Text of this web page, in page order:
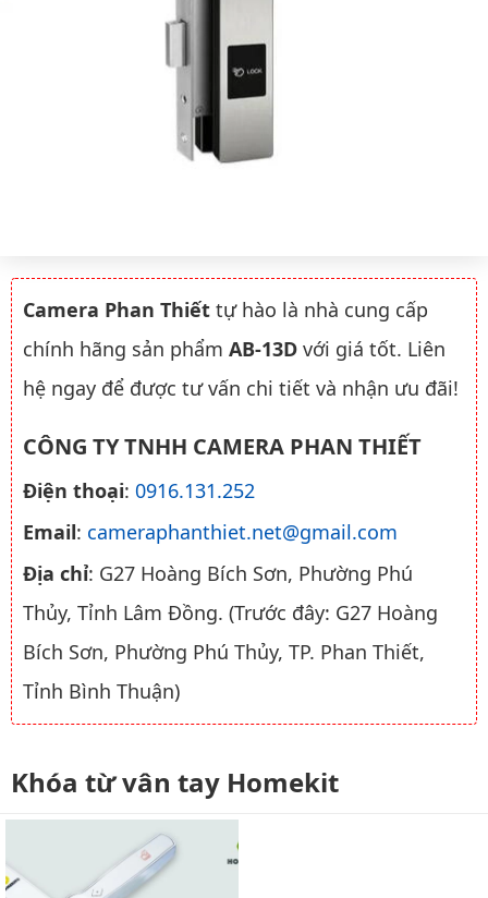
Camera Phan Thiết tự hào là nhà cung cấp
chính hãng sản phẩm AB-13D với giá tốt. Liên
hệ ngay để được tư vấn chi tiết và nhận ưu đãi!
CÔNG TY TNHH CAMERA PHAN THIẾT
Điện thoại: 0916.131.252
Email: cameraphanthiet.net@gmail.com
Địa chỉ: G27 Hoàng Bích Sơn, Phường Phú
Thủy, Tỉnh Lâm Đồng. (Trước đây: G27 Hoàng
Bích Sơn, Phường Phú Thủy, TP. Phan Thiết,
Tỉnh Bình Thuận)
Khóa từ vân tay Homekit